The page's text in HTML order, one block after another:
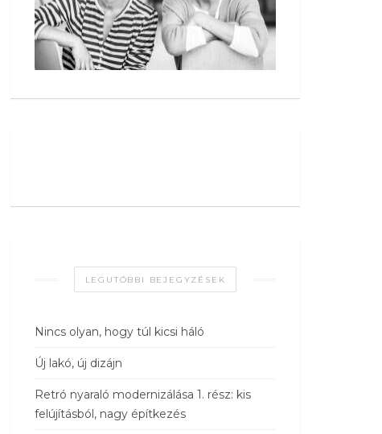
LEGUTÓBBI BEJEGYZÉSEK
Nincs olyan, hogy túl kicsi háló
Új lakó, új dizájn
Retró nyaraló modernizálása 1. rész: kis
felújításból, nagy építkezés